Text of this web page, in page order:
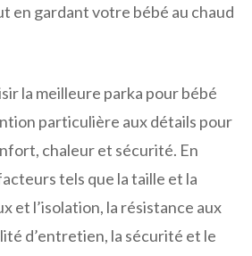
en gardant votre bébé au chaud
la meilleure parka pour bébé
particulière aux détails pour
chaleur et sécurité. En
tels que la taille et la
et l’isolation, la résistance aux
d’entretien, la sécurité et le